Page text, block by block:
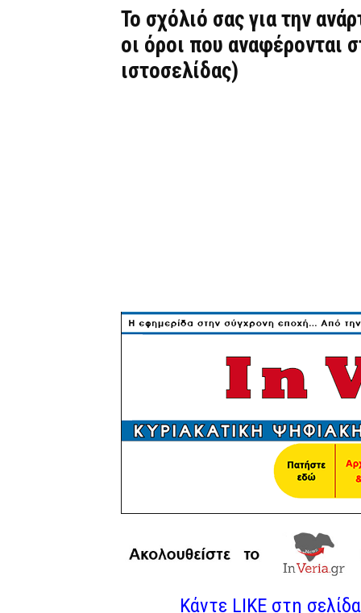
Το σχόλιό σας για την
οι όροι που αναφέρονται
ιστοσελίδας)
Κάντε LIKE στη